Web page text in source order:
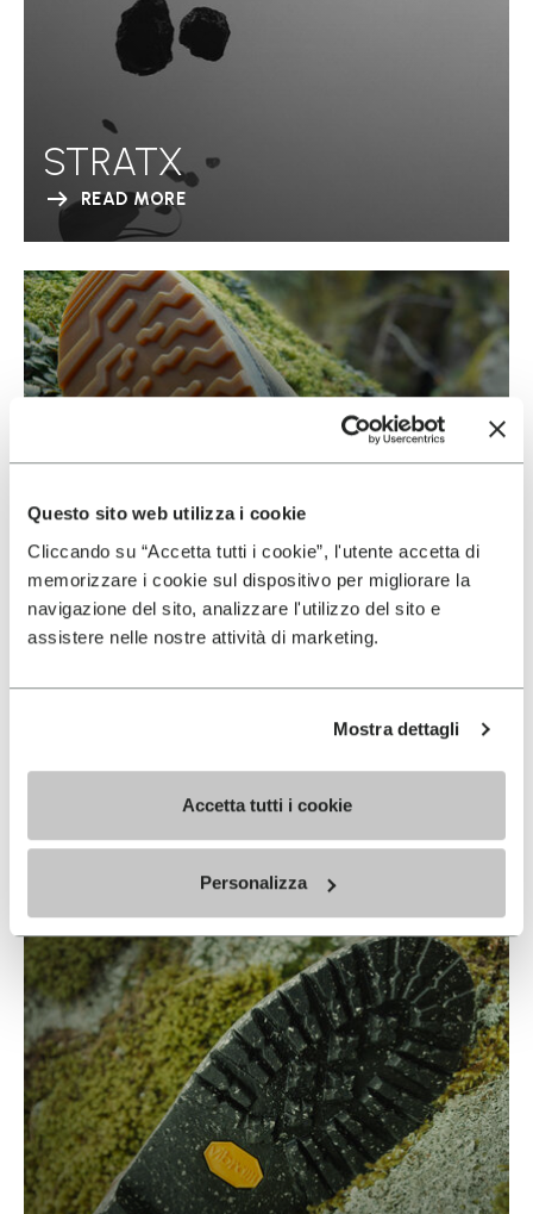
Questo sito web utilizza i cookie
Cliccando su “Accetta tutti i cookie”, l'utente accetta di
memorizzare i cookie sul dispositivo per migliorare la
navigazione del sito, analizzare l'utilizzo del sito e
assistere nelle nostre attività di marketing.
Mostra dettagli
Accetta tutti i cookie
Personalizza
STRATX
READ MORE
ECOSTEP NATURAL
READ MORE